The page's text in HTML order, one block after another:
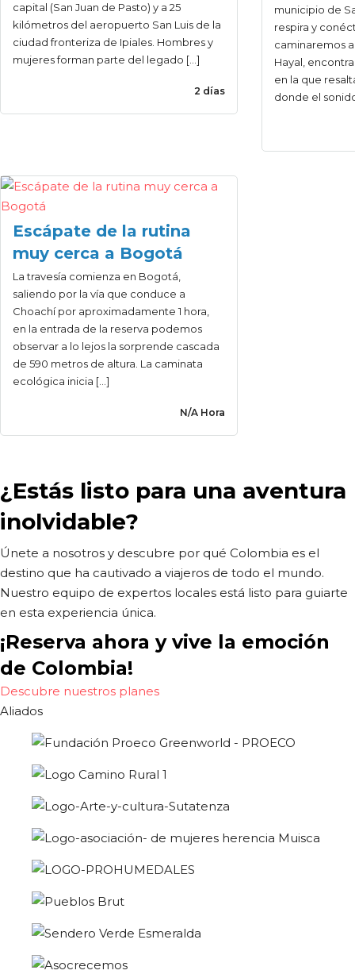
capital (San Juan de Pasto) y a 25
kilómetros del aeropuerto San Luis de la
ciudad fronteriza de Ipiales. Hombres y
mujeres forman parte del legado […]
2 días
municipio de
respira y
caminaremos
Hayal,
en la que
donde el
Escápate de la rutina
muy cerca a Bogotá
La travesía comienza en Bogotá,
saliendo por la vía que conduce a
Choachí por aproximadamente 1 hora,
en la entrada de la reserva podemos
observar a lo lejos la sorprende cascada
de 590 metros de altura. La caminata
ecológica inicia […]
N/A Hora
¿Estás listo para una aventura
inolvidable?
Únete a nosotros y descubre por qué Colombia es el
destino que ha cautivado a viajeros de todo el mundo.
Nuestro equipo de expertos locales está listo para guiarte
en esta experiencia única.
¡Reserva ahora y vive la emoción
de Colombia!
Descubre nuestros planes
Aliados